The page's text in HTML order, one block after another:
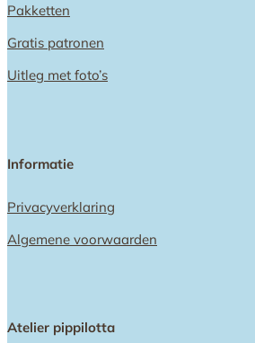
Pakketten
Gratis patronen
Uitleg met foto’s
Informatie
Privacyverklaring
Algemene voorwaarden
Atelier pippilotta